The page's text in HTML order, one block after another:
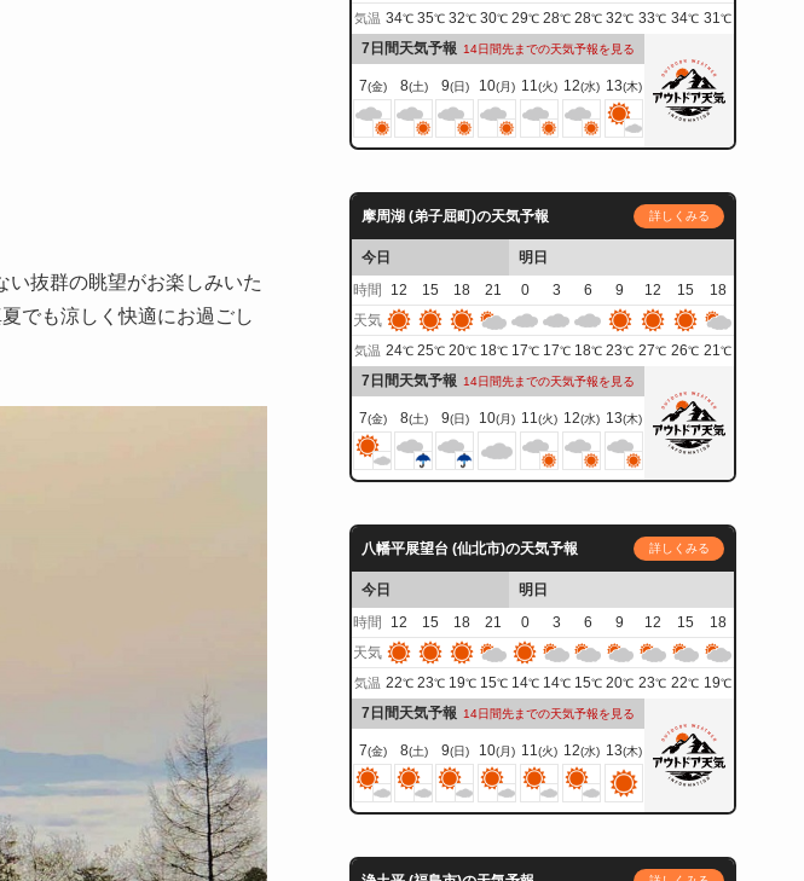
い抜群の眺望がお楽しみいた
でも涼しく快適にお過ごし
気温 34℃ 35℃ 32℃ 30℃ 29℃ 28℃ 28℃ 32℃ 33℃ 34℃ 31℃
7日間天気予報 14日間先までの天気予報を見る
7(金) 8(土) 9(日) 10(月) 11(火) 12(水) 13(木)
摩周湖 (弟子屈町)の天気予報 詳しくみる
今日
明日
時間
12 15 18 21 0 3 6 9 12 15
18
天気
気温 24℃ 25℃ 20℃ 18℃ 17℃ 17℃ 18℃ 23℃ 27℃ 26℃ 21℃
7日間天気予報 14日間先までの天気予報を見る
7(金) 8(土) 9(日) 10(月) 11(火) 12(水) 13(木)
八幡平展望台 (仙北市)の天気予報 詳しくみる
今日
明日
時間
12 15 18 21 0 3 6 9 12 15
18
天気
気温 22℃ 23℃ 19℃ 15℃ 14℃ 14℃ 15℃ 20℃ 23℃ 22℃ 19℃
7日間天気予報 14日間先までの天気予報を見る
7(金) 8(土) 9(日) 10(月) 11(火) 12(水) 13(木)